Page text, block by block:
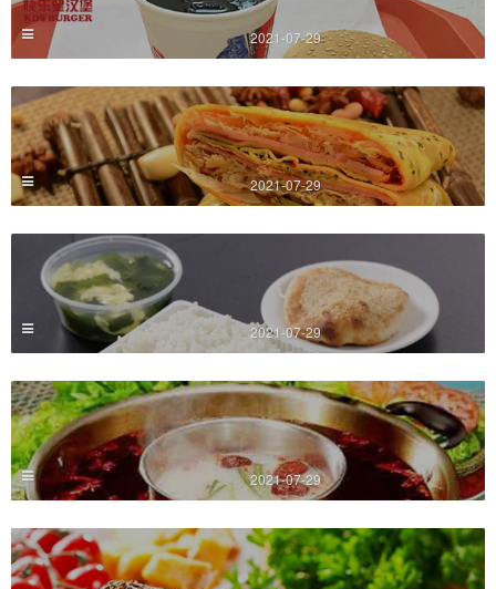
2021-07-29
2021-07-29
2021-07-29
2021-07-29